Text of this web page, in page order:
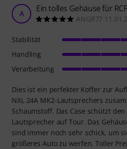
A Ein tolles Gehäuse für
ANGR77
Dies ist ein perfekter Koffer zur
NXL 24A MK2-Lautsprechers
Schaumstoff. Das Case schützt
Lautsprecher auf Tour. Das
sind immer noch sehr schick, um
größeres Auto zu werfen. Toller
Stabilität
Handling
Verarbeitung